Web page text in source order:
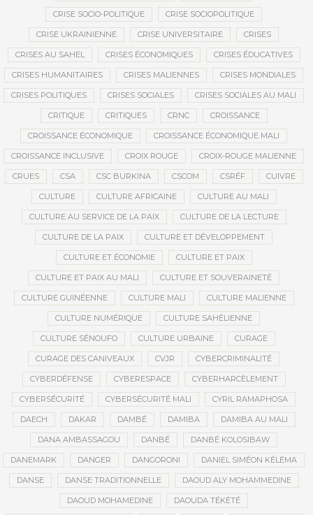
CRISE SOCIO-POLITIQUE CRISE SOCIOPOLITIQUE
CRISE UKRAINIENNE CRISE UNIVERSITAIRE CRISES
CRISES AU SAHEL CRISES ÉCONOMIQUES CRISES ÉDUCATIVES
CRISES HUMANITAIRES CRISES MALIENNES CRISES MONDIALES
CRISES POLITIQUES CRISES SOCIALES CRISES SOCIALES AU MALI
CRITIQUE CRITIQUES CRNC CROISSANCE
CROISSANCE ÉCONOMIQUE CROISSANCE ÉCONOMIQUE MALI
CROISSANCE INCLUSIVE CROIX ROUGE CROIX-ROUGE MALIENNE
CRUES CSA CSC BURKINA CSCOM CSRÉF CUIVRE
CULTURE CULTURE AFRICAINE CULTURE AU MALI
CULTURE AU SERVICE DE LA PAIX CULTURE DE LA LECTURE
CULTURE DE LA PAIX CULTURE ET DÉVELOPPEMENT
CULTURE ET ÉCONOMIE CULTURE ET PAIX
CULTURE ET PAIX AU MALI CULTURE ET SOUVERAINETÉ
CULTURE GUINÉENNE CULTURE MALI CULTURE MALIENNE
CULTURE NUMÉRIQUE CULTURE SAHÉLIENNE
CULTURE SÉNOUFO CULTURE URBAINE CURAGE
CURAGE DES CANIVEAUX CVJR CYBERCRIMINALITÉ
CYBERDÉFENSE CYBERESPACE CYBERHARCÈLEMENT
CYBERSÉCURITÉ CYBERSÉCURITÉ MALI CYRIL RAMAPHOSA
DAECH DAKAR DAMBÉ DAMIBA DAMIBA AU MALI
DANA AMBASSAGOU DANBÉ DANBÉ KOLOSIBAW
DANEMARK DANGER DANGORONI DANIEL SIMÉON KÉLÉMA
DANSE DANSE TRADITIONNELLE DAOUD ALY MOHAMMEDINE
DAOUD MOHAMEDINE DAOUDA TÉKÉTÉ